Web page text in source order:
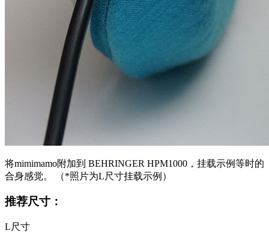
将mimimamo附加到 BEHRINGER HPM1000，挂载示例等时的
合身感觉。 （*照片为L尺寸挂载示例）
推荐尺寸：
L尺寸